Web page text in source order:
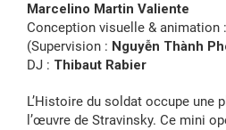
Marcelino Martin Valiente
Conception visuelle & animation :
(Supervision : Nguyễn Thành
DJ : Thibaut Rabier
L’Histoire du soldat occupe une
l’œuvre de Stravinsky. Ce mini